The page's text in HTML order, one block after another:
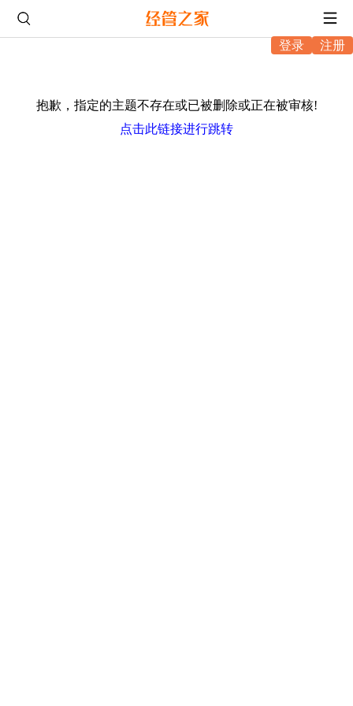
登录 注册
抱歉，指定的主题不存在或已被删除或正在被审核!
点击此链接进行跳转